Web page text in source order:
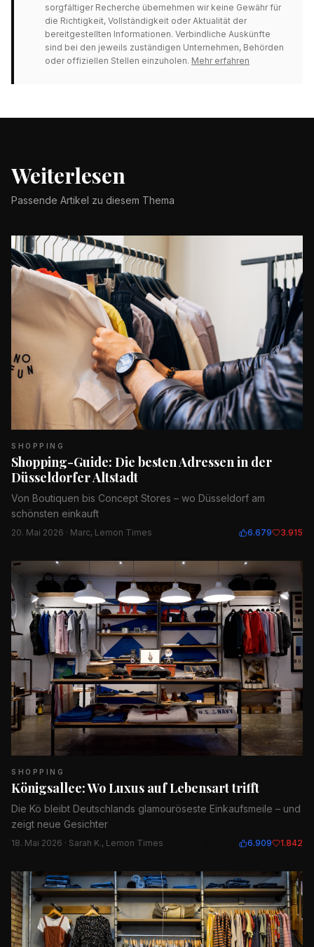
sorgfältiger Recherche übernehmen wir keine Gewähr für
die Richtigkeit, Vollständigkeit oder Aktualität der
bereitgestellten Informationen. Verbindliche Auskünfte
sind bei den jeweils zuständigen Unternehmen, Behörden
oder offiziellen Stellen einzuholen. Mehr erfahren
Weiterlesen
Passende Artikel zu diesem Thema
SHOPPING
Shopping-Guide: Die besten Adressen in der
Düsseldorfer Altstadt
Von Boutiquen bis Concept Stores – wo Düsseldorf am
schönsten einkauft
20. Mai 2026 · Marc, Lemon Times 6.679 3.915
SHOPPING
Königsallee: Wo Luxus auf Lebensart trifft
Die Kö bleibt Deutschlands glamouröseste Einkaufsmeile – und
zeigt neue Gesichter
18. Mai 2026 · Sarah K., Lemon Times 6.909 1.842